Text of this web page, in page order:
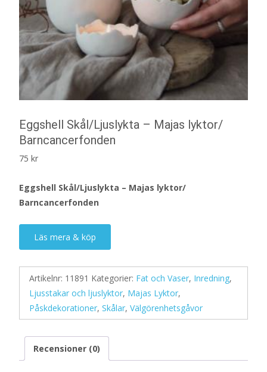
Eggshell Skål/Ljuslykta – Majas lyktor/
Barncancerfonden
75 kr
Eggshell Skål/Ljuslykta – Majas lyktor/
Barncancerfonden
Läs mera & köp
Artikelnr: 11891 Kategorier: Fat och Vaser, Inredning,
Ljusstakar och ljuslyktor, Majas Lyktor,
Påskdekorationer, Skålar, Välgörenhetsgåvor
Recensioner (0)